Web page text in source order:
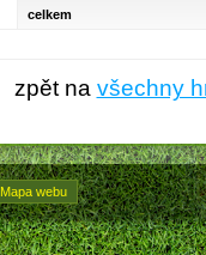
celkem
zpět na všechny
Mapa webu